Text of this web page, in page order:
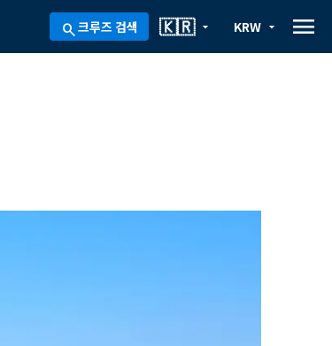
search크루즈 검색 arrow_drop_down
🇰🇷 arrow_drop_down
KRW menu